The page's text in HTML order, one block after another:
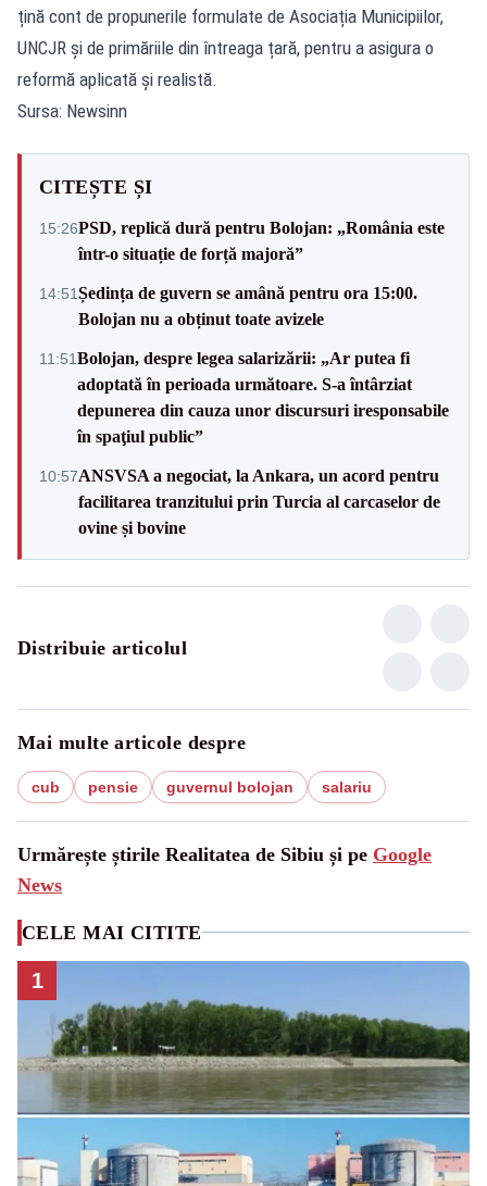
țină cont de propunerile formulate de Asociația Municipiilor,
UNCJR și de primăriile din întreaga țară, pentru a asigura o
reformă aplicată și realistă.
Sursa: Newsinn
CITEȘTE ȘI
15:26PSD, replică dură pentru Bolojan: „România este
într-o situație de forță majoră”
14:51Ședința de guvern se amână pentru ora 15:00.
Bolojan nu a obținut toate avizele
11:51Bolojan, despre legea salarizării: „Ar putea fi
adoptată în perioada următoare. S-a întârziat
depunerea din cauza unor discursuri iresponsabile
în spaţiul public”
10:57ANSVSA a negociat, la Ankara, un acord pentru
facilitarea tranzitului prin Turcia al carcaselor de
ovine și bovine
Distribuie articolul
Mai multe articole despre
cub pensie guvernul bolojan salariu
Urmărește știrile Realitatea de Sibiu și pe Google
News
CELE MAI CITITE
1